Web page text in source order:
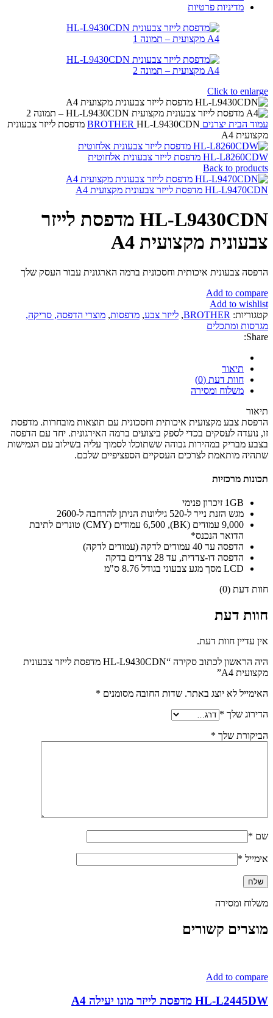
מדיניות פרטיות
Click to enlarge
עמוד הבית יצרנים BROTHER HL-L9430CDN מדפסת לייזר צבעונית
מקצועית A4
HL-L8260CDW מדפסת לייזר צבעונית אלחוטית
Back to products
HL-L9470CDN מדפסת לייזר צבעונית מקצועית A4
HL-L9430CDN מדפסת לייזר
צבעונית מקצועית A4
הדפסה צבעונית איכותית וחסכונית ברמה הארגונית עבור העסק שלך
Add to compare
Add to wishlist
קטגוריות: BROTHER
, לייזר צבע, מדפסות, מוצרי הדפסה, סריקה,
מגרסות ומתכלים
Share:
תיאור
חוות דעת (0)
משלוח ומסירה
תיאור
הדפסת צבע מקצועית איכותית וחסכונית עם תוצאות מובחרות. מדפסת
זו, נועדה לעסקים בכדי לספק ביצועים ברמה האירגונית. יחד עם הדפסה
בצבע מבריק במהירות גבוהה ששתוכלו לסמוך עליה בשילוב עם הגמישות
שתהיה מותאמת לצרכים העסקיים הספציפיים שלכם.
תכונות מרכזיות
1GB זיכרון פנימי
מגש הזנת נייר ל-520 גיליונות הניתן להרחבה ל-2600
9,000 עמודים (BK), 6,500 עמודים (CMY) טונרים לתיבת
הדואר הנכנס*
הדפסה עד 40 עמודים לדקה (עמודים לדקה)
הדפסה דו-צדדית, עד 28 צדדים בדקה
LCD מסך מגע צבעוני בגודל 8.76 ס"מ
חוות דעת (0)
חוות דעת
אין עדיין חוות דעת.
היה הראשון לכתוב סקירה “HL-L9430CDN מדפסת לייזר צבעונית
מקצועית A4”
האימייל לא יוצג באתר. שדות החובה מסומנים *
הדירוג שלך *
הביקורת שלך *
שם *
אימייל *
משלוח ומסירה
מוצרים קשורים
Add to compare
HL-L2445DW מדפסת לייזר מונו יעילה A4